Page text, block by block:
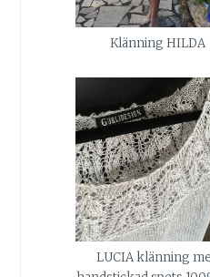
Klänning HILDA
LUCIA klänning